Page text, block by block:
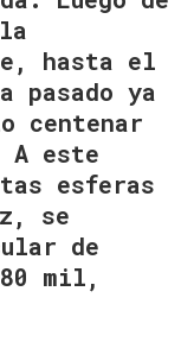
hasta el
pasado ya
centenar
este
esferas
se
de
mil,